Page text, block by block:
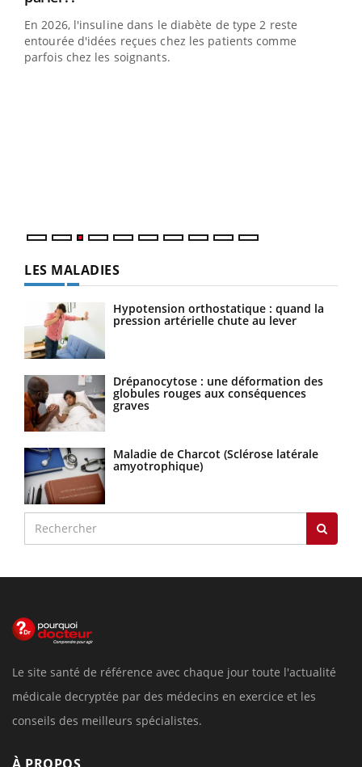
En 2026, l'insuline dans le diabète de type 2 reste
entourée d'idées reçues chez les patients comme
parfois chez les soignants.
LES MALADIES
Hypotension orthostatique : quand la
pression artérielle chute au lever
Drépanocytose : une déformation des
globules rouges aux conséquences
graves
Maladie de Charcot (Sclérose latérale
amyotrophique)
Le site santé de référence avec chaque jour toute l'actualité
médicale decryptée par des médecins en exercice et les
conseils des meilleurs spécialistes.